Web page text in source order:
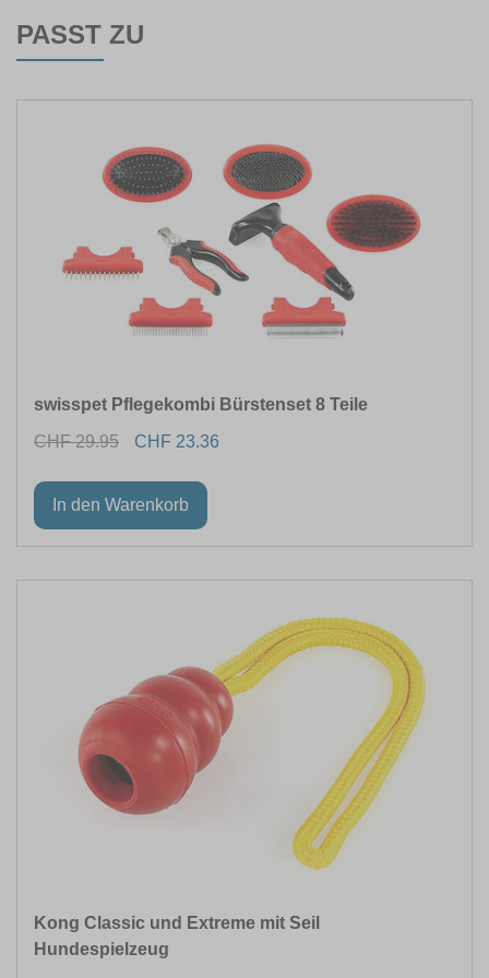
PASST ZU
swisspet Pflegekombi Bürstenset 8 Teile
CHF 29.95
CHF 23.36
Kong Classic und Extreme mit Seil
Hundespielzeug